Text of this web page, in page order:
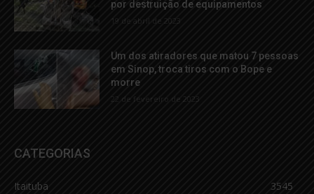
por destruição de equipamentos
19 de abril de 2023
Um dos atiradores que matou 7 pessoas
em Sinop, troca tiros com o Bope e
morre
22 de fevereiro de 2023
CATEGORIAS
Itaituba
3545